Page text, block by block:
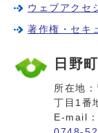
ウェブアクセ
著作権・セキ
日野
所在地
丁目1番
E-mail：